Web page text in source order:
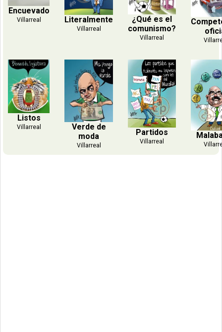
Encuevado
Villarreal Literalmente
Villarreal
¿Qué es el
comunismo?
Villarreal
Listos
Villarreal
Verde de
moda
Villarreal
Partidos
Villarreal